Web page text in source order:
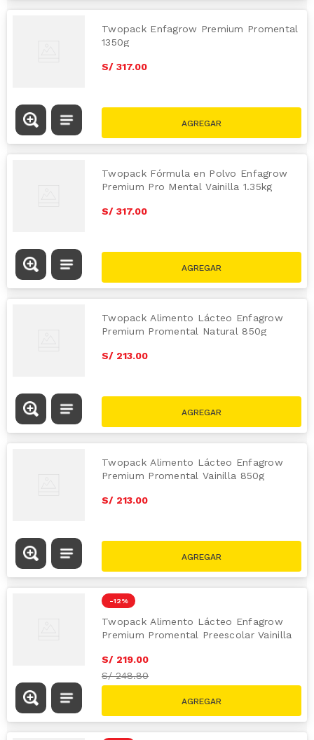
Twopack Enfagrow Premium Promental
1350g
S/ 317.00
Twopack Fórmula en Polvo Enfagrow
Premium Pro Mental Vainilla 1.35kg
S/ 317.00
Twopack Alimento Lácteo Enfagrow
Premium Promental Natural 850g
S/ 213.00
Twopack Alimento Lácteo Enfagrow
Premium Promental Vainilla 850g
S/ 213.00
-12 %
Twopack Alimento Lácteo Enfagrow
Premium Promental Preescolar Vainilla
S/ 219.00
S/248.80